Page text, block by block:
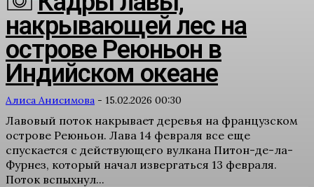
накрывающей лес на
острове Реюньон в
Индийском океане
Алиса Анисимова - 15.02.2026 00:30
Лавовый поток накрывает деревья на французском
острове Реюньон. Лава 14 февраля все еще
спускается с действующего вулкана Питон-де-ла-
Фурнез, который начал извергаться 13 февраля.
Поток вспыхнул...